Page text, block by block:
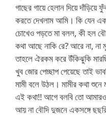
গাছের গায়ে হেলান দিয়ে
করতে দেখলাম আমি। কি যেন
চোখেও পড়তে মা বলল, কী হল
কথা আছে নাকি রে? আরে না,
তাহলে ঐরকম করে উঁকিঝুকি
খুব জোর পেচ্ছাপ পেয়েছে তাই
মামী বলে উঠল। মামীর কথা
এই কথা!! আগে বলবি তো আমারও
আয় না বৌদি দুজনে একসঙ্গে